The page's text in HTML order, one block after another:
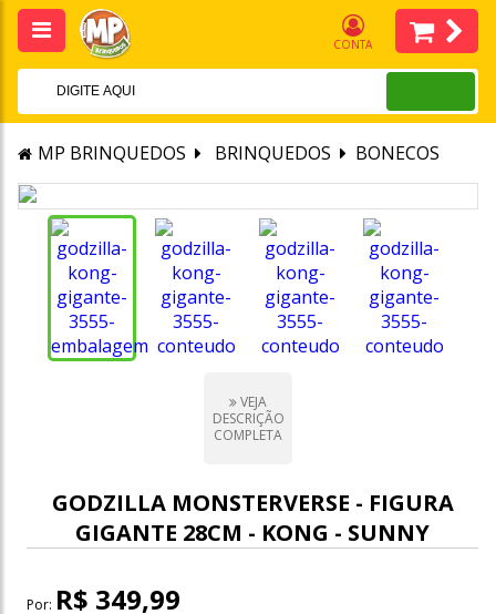
CONTA
MP BRINQUEDOS BRINQUEDOS BONECOS
VEJA
DESCRIÇÃO
COMPLETA
GODZILLA MONSTERVERSE - FIGURA
GIGANTE 28CM - KONG - SUNNY
Por: R$ 349,99